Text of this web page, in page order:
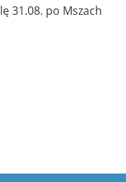
31.08. po Mszach